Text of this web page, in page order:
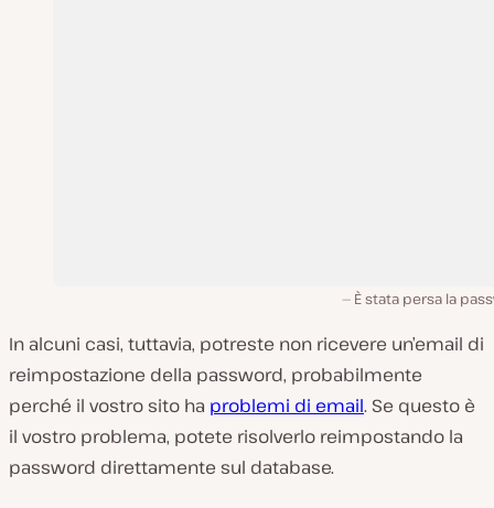
È stata persa la
In alcuni casi, tuttavia, potreste non ricevere un’email di
reimpostazione della password, probabilmente
perché il vostro sito ha problemi di email. Se questo è
il vostro problema, potete risolverlo reimpostando la
password direttamente sul database.